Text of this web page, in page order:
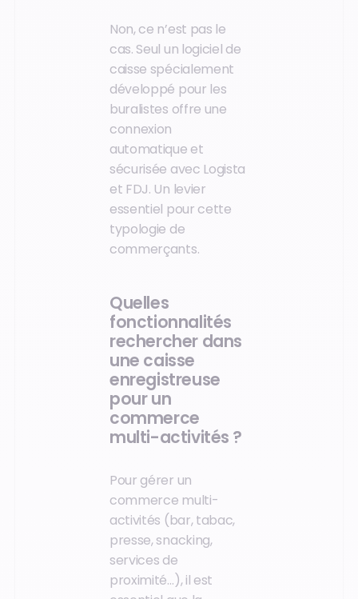
Non, ce n’est pas le
cas. Seul un logiciel de
caisse spécialement
développé pour les
buralistes offre une
connexion
automatique et
sécurisée avec Logista
et FDJ. Un levier
essentiel pour cette
typologie de
commerçants.
Quelles
fonctionnalités
rechercher dans
une caisse
enregistreuse
pour un
commerce
multi-activités ?
Pour gérer un
commerce multi-
activités (bar, tabac,
presse, snacking,
services de
proximité…), il est